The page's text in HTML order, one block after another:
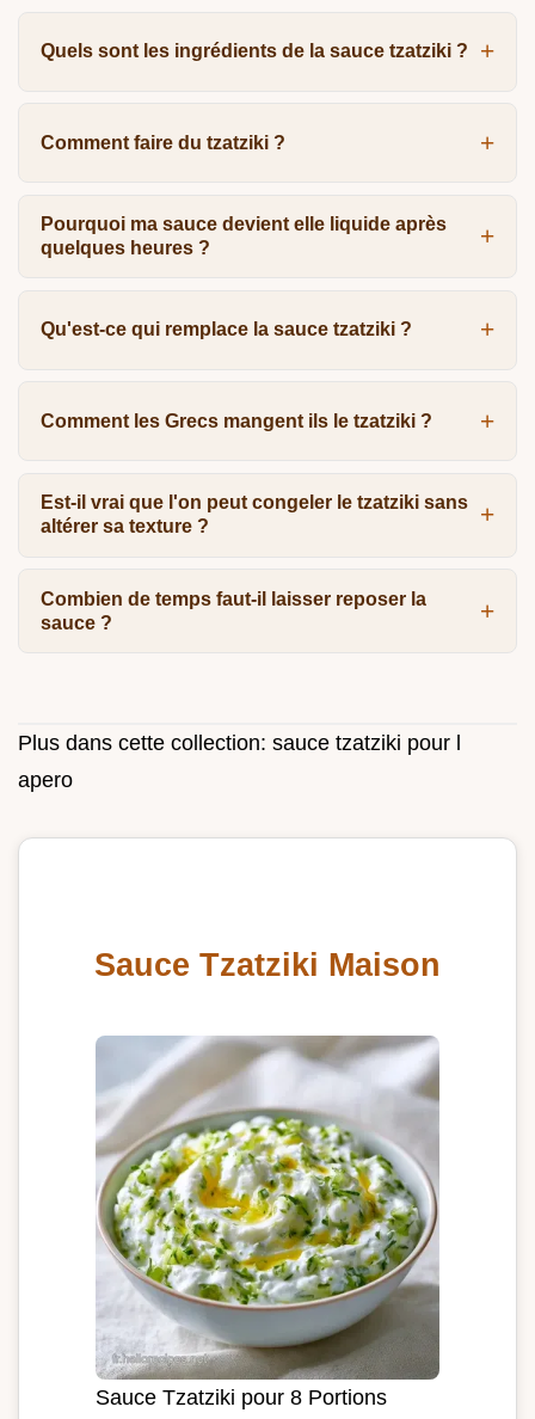
Quels sont les ingrédients de la sauce tzatziki ?
Comment faire du tzatziki ?
Pourquoi ma sauce devient elle liquide après
quelques heures ?
Qu'est-ce qui remplace la sauce tzatziki ?
Comment les Grecs mangent ils le tzatziki ?
Est-il vrai que l'on peut congeler le tzatziki sans
altérer sa texture ?
Combien de temps faut-il laisser reposer la
sauce ?
Plus dans cette collection: sauce tzatziki pour l
apero
Sauce Tzatziki Maison
Sauce Tzatziki pour 8 Portions